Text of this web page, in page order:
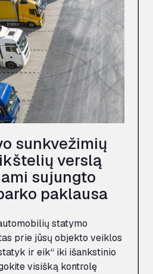
sunkvežimių
verslą
sujungto
paklausa
statymo
prie jūsų objekto veiklos
ir eik“ iki išankstinio
visišką kontrolę